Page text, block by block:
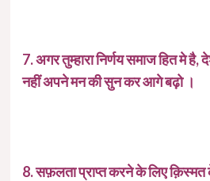
7. अगर तुम्हारा निर्णय समाज हित मे
नहीं अपने मन की सुन कर आगे बढ़ो ।
8. सफ़लता प्राप्त करने के लिए क़िस्मत